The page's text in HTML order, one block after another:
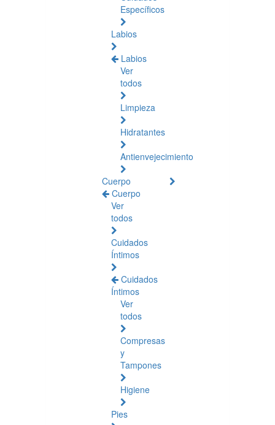
Específicos
Labios
Labios
Ver
todos
Limpieza
Hidratantes
Antienvejecimiento
Cuerpo
Cuerpo
Ver
todos
Cuidados
Íntimos
Cuidados
Íntimos
Ver
todos
Compresas
y
Tampones
Higiene
Pies